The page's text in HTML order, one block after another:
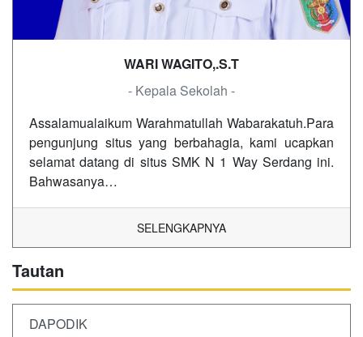
WARI WAGITO,.S.T
- Kepala Sekolah -
Assalamualaikum Warahmatullah Wabarakatuh.Para
pengunjung situs yang berbahagia, kami ucapkan
selamat datang di situs SMK N 1 Way Serdang ini.
Bahwasanya…
SELENGKAPNYA
Tautan
DAPODIK